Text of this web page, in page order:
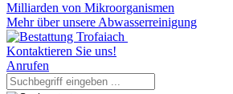
Milliarden von Mikroorganismen
Mehr über unsere Abwasserreinigung
Kontaktieren Sie uns!
Anrufen